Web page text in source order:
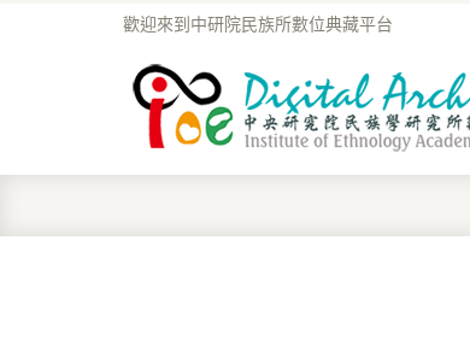
歡迎來到中研院民族所數位典藏平台